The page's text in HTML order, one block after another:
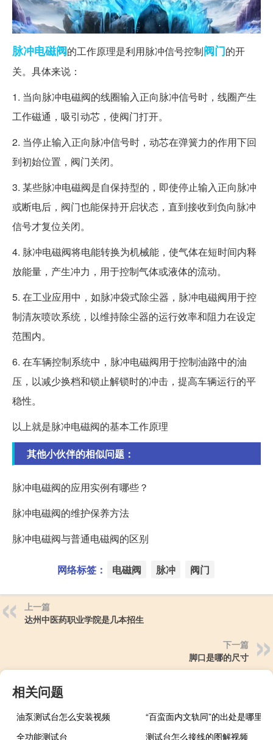
脉冲电磁阀的工作原理是利用脉冲信号控制阀门的开
关。具体来说：
1. 当向脉冲电磁阀的线圈输入正向脉冲信号时，线圈产生
工作磁通，吸引动芯，使阀门打开。
2. 当停止输入正向脉冲信号时，动芯在弹簧力的作用下回
到初始位置，阀门关闭。
3. 某些脉冲电磁阀是自保持型的，即使停止输入正向脉冲
或断电后，阀门也能保持开启状态，直到接收到负向脉冲
信号才复位关闭。
4. 脉冲电磁阀将电能转换为机械能，使气体在短时间内释
放能量，产生冲力，用于控制气体或液体的流动。
5. 在工业应用中，如脉冲袋式除尘器，脉冲电磁阀用于控
制清灰喷吹系统，以维持除尘器的运行效率和阻力在设定
范围内。
6. 在车辆控制系统中，脉冲电磁阀用于控制油路中的油
压，以减少换档和锁止解锁时的冲击，提高车辆运行的平
稳性。
以上就是脉冲电磁阀的基本工作原理
其他小伙伴的相似问题：
脉冲电磁阀的应用实例有哪些？
脉冲电磁阀的维护保养方法
脉冲电磁阀与普通电磁阀的区别
网络标签： 电磁阀 脉冲 阀门
上一篇
达州中医药职业学院是几本招生
下一篇
脚口是哪的尺寸
相关问题
油泵测试台怎么安装视频
“百蛮面内文轨同”的出处是哪里
全功能测试台
测试台怎么接线的图解视频